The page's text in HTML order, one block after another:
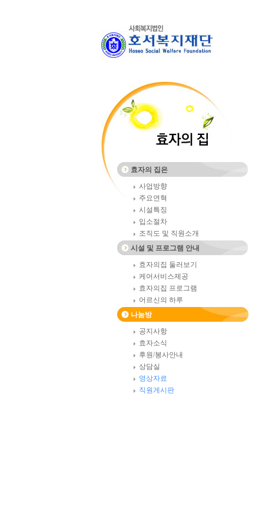
효자의 집은
사업방향
주요연혁
시설특징
입소절차
조직도 및 직원소개
시설 및 프로그램 안내
효자의집 둘러보기
케어서비스제공
효자의집 프로그램
어르신의 하루
나눔방
공지사항
효자소식
후원/봉사안내
상담실
영상자료
직원게시판